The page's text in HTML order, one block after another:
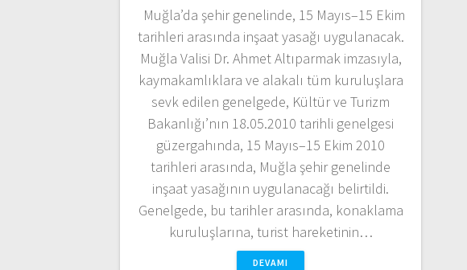
Muğla’da şehir genelinde, 15 Mayıs–15 Ekim
tarihleri arasında inşaat yasağı uygulanacak.
Muğla Valisi Dr. Ahmet Altıparmak imzasıyla,
kaymakamlıklara ve alakalı tüm kuruluşlara
sevk edilen genelgede, Kültür ve Turizm
Bakanlığı’nın 18.05.2010 tarihli genelgesi
güzergahında, 15 Mayıs–15 Ekim 2010
tarihleri arasında, Muğla şehir genelinde
inşaat yasağının uygulanacağı belirtildi.
Genelgede, bu tarihler arasında, konaklama
kuruluşlarına, turist hareketinin…
DEVAMI